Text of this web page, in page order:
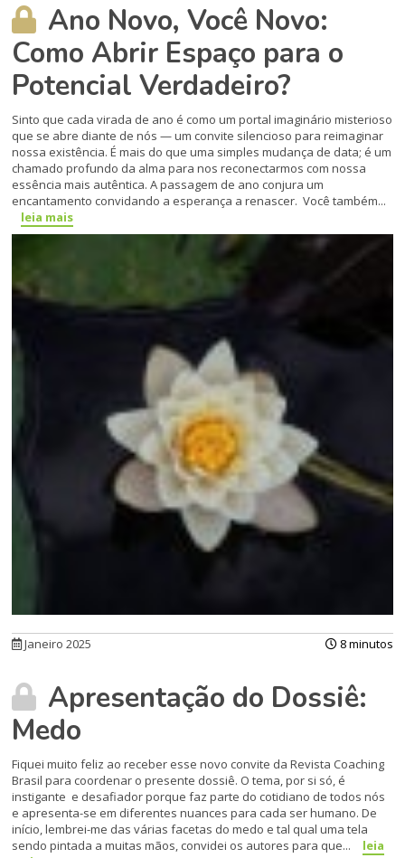
Ano Novo, Você Novo:
Como Abrir Espaço para o
Potencial Verdadeiro?
Sinto que cada virada de ano é como um portal imaginário misterioso
que se abre diante de nós — um convite silencioso para reimaginar
nossa existência. É mais do que uma simples mudança de data; é um
chamado profundo da alma para nos reconectarmos com nossa
essência mais autêntica. A passagem de ano conjura um
encantamento convidando a esperança a renascer. Você também...
leia mais
Janeiro 2025 8 minutos
Apresentação do Dossiê:
Medo
Fiquei muito feliz ao receber esse novo convite da Revista Coaching
Brasil para coordenar o presente dossiê. O tema, por si só, é
instigante e desafiador porque faz parte do cotidiano de todos nós
e apresenta-se em diferentes nuances para cada ser humano. De
início, lembrei-me das várias facetas do medo e tal qual uma tela
sendo pintada a muitas mãos, convidei os autores para que...
leia